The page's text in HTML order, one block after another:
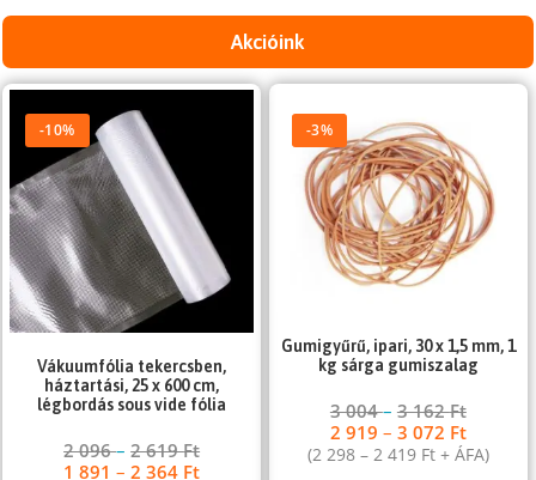
Akcióink
-10%
Vákuumfólia tekercsben,
háztartási, 25 x 600 cm,
légbordás sous vide fólia
2 096–2 619Ft
1 891–2 364 Ft
-3%
Gumigyűrű, ipari, 30 x 1,5 mm, 1
kg sárga gumiszalag
3 004– 3 162Ft
2 919 – 3 072 Ft
(2 298 – 2 419 Ft+ ÁFA)